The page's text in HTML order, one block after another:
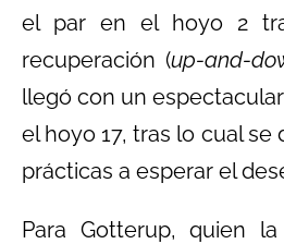
el par en el hoyo 2
recuperación (up-and-
llegó con un espectacular
el hoyo 17, tras lo cual se
prácticas a esperar el
Para Gotterup, quien